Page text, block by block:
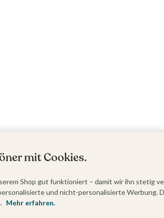
mit Cookies.
Shop gut funktioniert – damit wir ihn stetig
und nicht-personalisierte Werbung.
Mehr erfahren.